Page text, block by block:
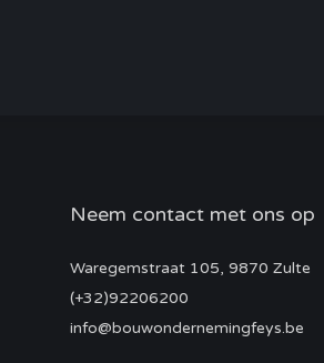
Neem contact met ons op
Waregemstraat 105, 9870 Zulte
(+32)92206200
info@bouwondernemingfeys.be